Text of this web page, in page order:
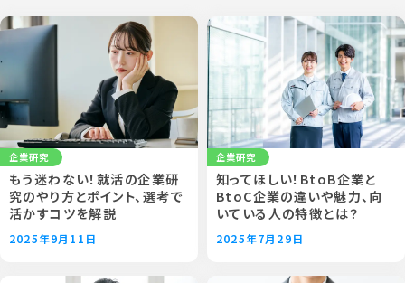
企業研究
もう迷わない！就活の企業研
究のやり方とポイント、選考で
活かすコツを解説
2025年9月11日
企業研究
知ってほしい！BtoB企業と
BtoC企業の違いや魅力、向
いている人の特徴とは？
2025年7月29日